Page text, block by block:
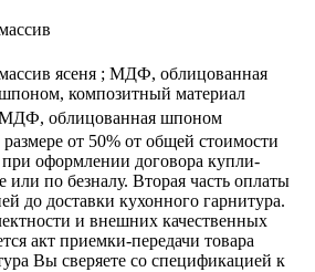
ясеня ; МДФ, облицованная
композитный материал
облицованная шпоном
от 50% от общей стоимости
при оформлении договора купли-
или по безналу. Вторая часть оплаты
до доставки кухонного гарнитура.
и внешних качественных
акт приемки-передачи товара
Вы сверяете со спецификацией к